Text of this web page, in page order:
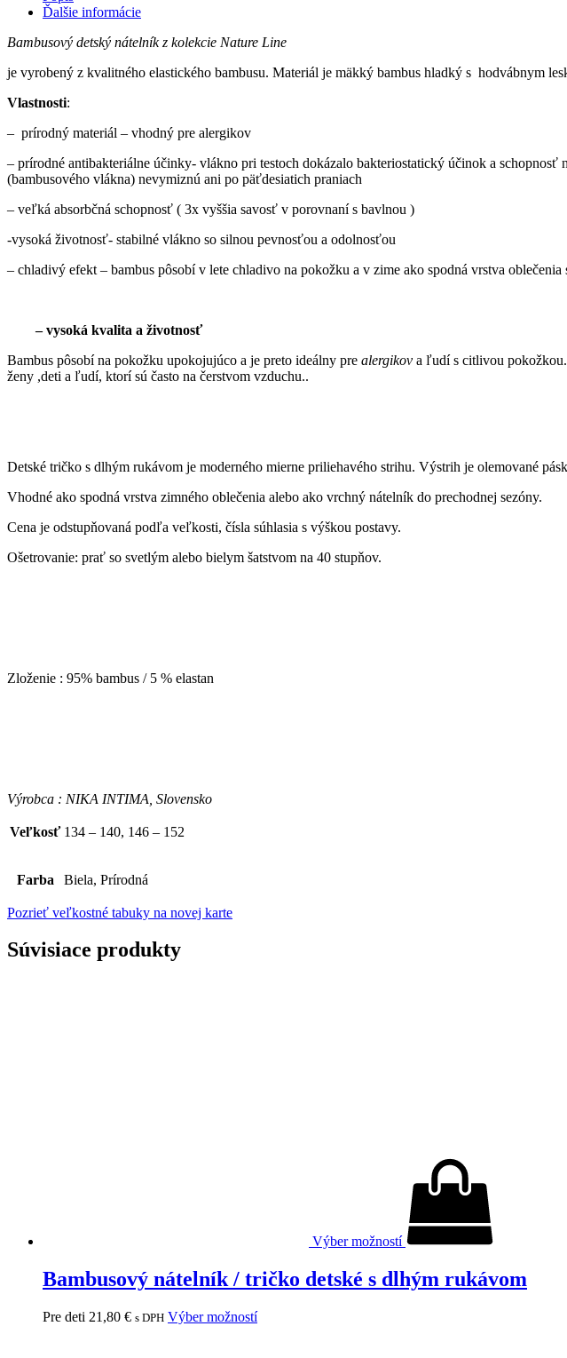
Ďalšie informácie
Bambusový detský nátelník z kolekcie Nature Line
je vyrobený z kvalitného elastického bambusu. Materiál je mäkký bambus hladký s hodvábnym
Vlastnosti:
– prírodný materiál – vhodný pre alergikov
– prírodné antibakteriálne účinky- vlákno pri testoch dokázalo bakteriostatický účinok a
(bambusového vlákna) nevymiznú ani po päťdesiatich praniach
– veľká absorbčná schopnosť ( 3x vyššia savosť v porovnaní s bavlnou )
-vysoká životnosť- stabilné vlákno so silnou pevnosťou a odolnosťou
– chladivý efekt – bambus pôsobí v lete chladivo na pokožku a v zime ako spodná vrstva
– vysoká kvalita a životnosť
Bambus pôsobí na pokožku upokojujúco a je preto ideálny pre alergikov a ľudí s citlivou pokožkou.
ženy ,deti a ľudí, ktorí sú často na čerstvom vzduchu..
Detské tričko s dlhým rukávom je moderného mierne priliehavého strihu. Výstrih je olemované
Vhodné ako spodná vrstva zimného oblečenia alebo ako vrchný nátelník do prechodnej sezóny.
Cena je odstupňovaná podľa veľkosti, čísla súhlasia s výškou postavy.
Ošetrovanie: prať so svetlým alebo bielym šatstvom na 40 stupňov.
Zloženie : 95% bambus / 5 % elastan
Výrobca : NIKA INTIMA, Slovensko
Veľkosť 134 – 140, 146 – 152
Farba Biela, Prírodná
Pozrieť veľkostné tabuky na novej karte
Súvisiace produkty
Výber možností
Bambusový nátelník / tričko detské s dlhým rukávom
Pre deti 21,80 € s DPH Výber možností